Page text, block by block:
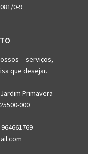
0-9
serviços,
que desejar.
Primavera
000